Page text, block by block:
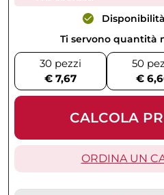
Ti servono quantità
30 pezzi
€ 7,67
50
€
CALCOLA
ORDINA UN